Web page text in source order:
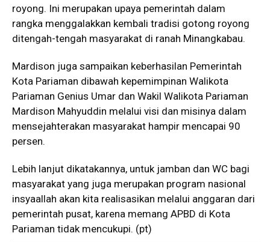
royong. Ini merupakan upaya pemerintah dalam
rangka menggalakkan kembali tradisi gotong royong
ditengah-tengah masyarakat di ranah Minangkabau.
Mardison juga sampaikan keberhasilan Pemerintah
Kota Pariaman dibawah kepemimpinan Walikota
Pariaman Genius Umar dan Wakil Walikota Pariaman
Mardison Mahyuddin melalui visi dan misinya dalam
mensejahterakan masyarakat hampir mencapai 90
persen.
Lebih lanjut dikatakannya, untuk jamban dan WC bagi
masyarakat yang juga merupakan program nasional
insyaallah akan kita realisasikan melalui anggaran dari
pemerintah pusat, karena memang APBD di Kota
Pariaman tidak mencukupi. (pt)